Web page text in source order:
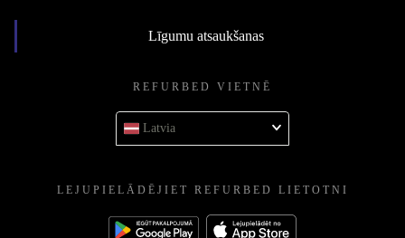
Līgumu atsaukšanas
REFURBED VIETNĒ
Latvia
LEJUPIELĀDĒJIET REFURBED LIETOTNI